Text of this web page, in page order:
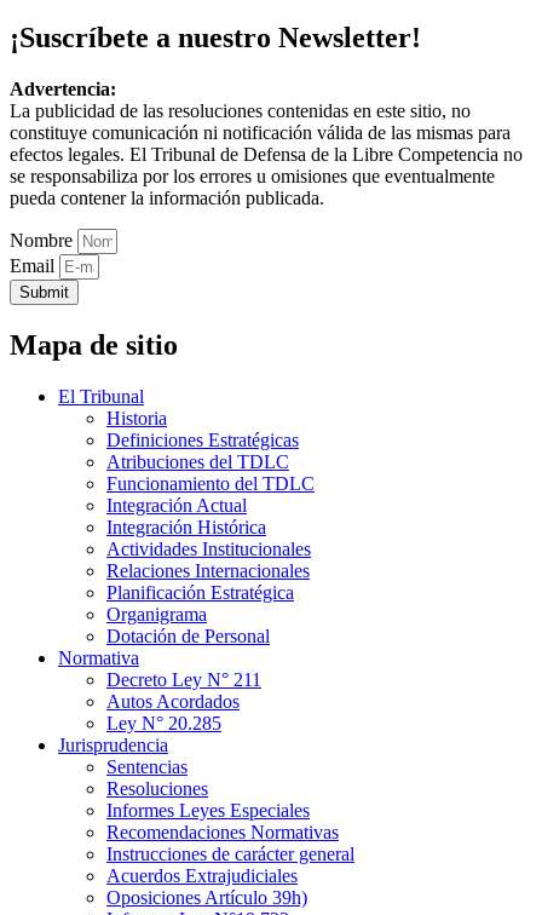
¡Suscríbete a nuestro Newsletter!
Advertencia:
La publicidad de las resoluciones contenidas en este sitio, no
constituye comunicación ni notificación válida de las mismas para
efectos legales. El Tribunal de Defensa de la Libre Competencia no
se responsabiliza por los errores u omisiones que eventualmente
pueda contener la información publicada.
Nombre
Email
Submit
Mapa de sitio
El Tribunal
Historia
Definiciones Estratégicas
Atribuciones del TDLC
Funcionamiento del TDLC
Integración Actual
Integración Histórica
Actividades Institucionales
Relaciones Internacionales
Planificación Estratégica
Organigrama
Dotación de Personal
Normativa
Decreto Ley N° 211
Autos Acordados
Ley N° 20.285
Jurisprudencia
Sentencias
Resoluciones
Informes Leyes Especiales
Recomendaciones Normativas
Instrucciones de carácter general
Acuerdos Extrajudiciales
Oposiciones Artículo 39h)